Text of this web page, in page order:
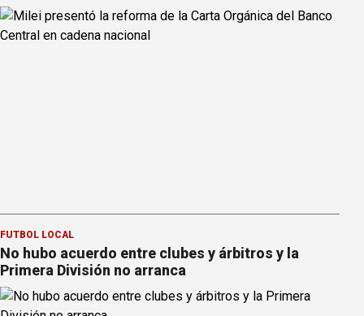
FÚTBOL LOCAL
No hubo acuerdo entre clubes y árbitros y la
Primera División no arranca